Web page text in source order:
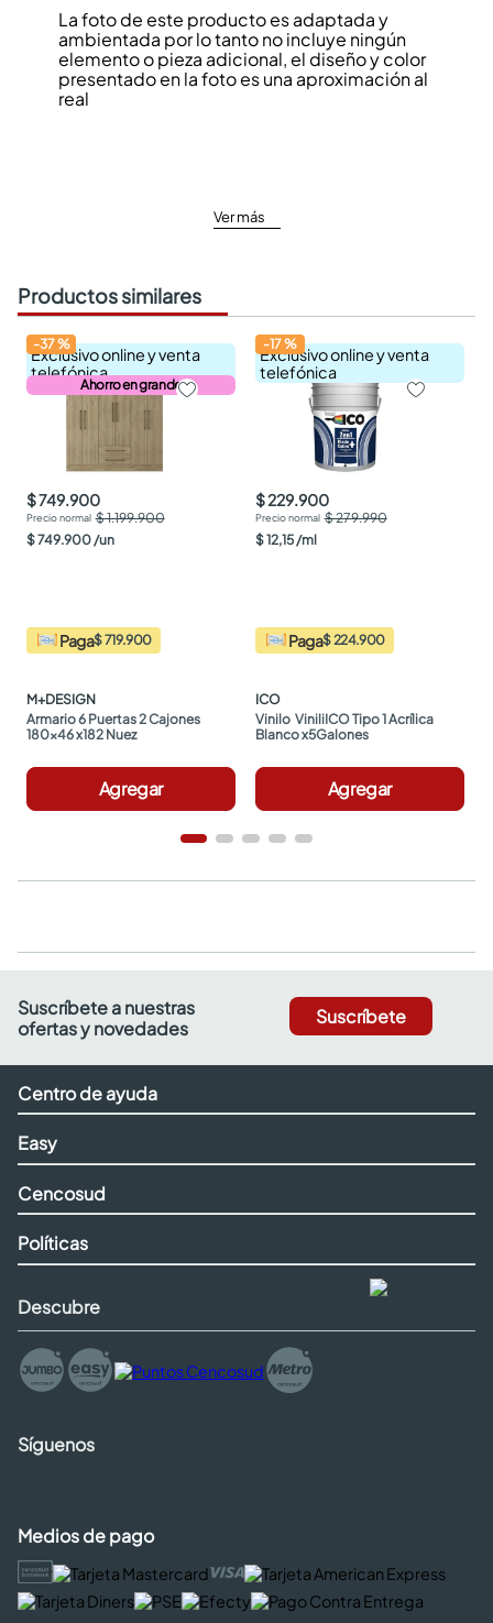
La foto de este producto es adaptada y
ambientada por lo tanto no incluye ningún
elemento o pieza adicional, el diseño y color
presentado en la foto es una aproximación al
real
Ver más
Productos similares
Exclusivo online y venta
telefónica
Ahorro en grande
-37%
$ 749.900
$ 1.199.900
$749.900 /un
Paga$ 719.900
M+DESIGN
Armario 6 Puertas 2 Cajones
180x46 x182 Nuez
Agregar
Exclusivo online y venta
telefónica
-17%
$ 229.900
$ 279.990
$12,15 /ml
Paga$ 224.900
ICO
Vinilo  ViniliICO Tipo 1 Acrílica
Blanco x5Galones
Agregar
Suscríbete a nuestras
ofertas y novedades
Suscríbete
Centro de ayuda
Easy
Cencosud
Políticas
Descubre
Síguenos
Medios de pago